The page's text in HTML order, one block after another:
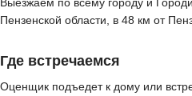
Пензенской области, в 48 км от
Где встречаемся
Оценщик подъедет к дому или